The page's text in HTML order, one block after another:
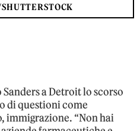
a Detroit lo scorso
di questioni come
immigrazione. “Non hai